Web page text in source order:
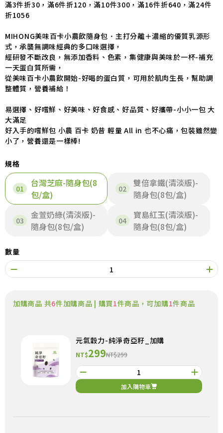
滿3件折30，滿6件折120，滿10件300，滿16件折640，滿24件
折1056
MIHONG美味百卡小農飲隨身包．主打分離＋濃縮的優質乳源形
式，承襲無調味經典的多口味選擇，
經研發不斷改良，無添加香料、色素，集健康與美味於一杯-補充
一天蛋白質所需，
從美味百卡小農飲開始-好喝的蛋白質，可用於肌肉生長，幫助調
整體質，營養補給！
易選擇、好嚐鮮、好美味、好食感、好品質、好攜帶-小小一包 大
大滿足
好入手的嚐鮮包 小農 百卡 奶昔 輕量 All in 也不心痛，包裝雖然變
小了，營養還是一樣棒!
規格
台灣芝麻-隨身包(8
包/盒)
雙倍拿鐵(清淡版)-
隨身包(8包/盒)
金萱奶綠(清淡版)-
隨身包(8包/盒)
寶島紅玉(清淡版)-
隨身包(8包/盒)
數量
加購商品 共6件加購商品 | 購買1件商品，可加購1件商品
元氣穀力-純淨奇亞籽_加購
NT$299NT$299
加入購物車